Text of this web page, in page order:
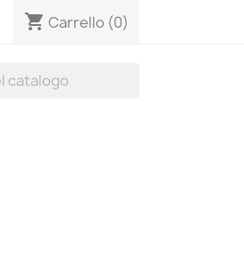
shopping_cart Carrello (0)